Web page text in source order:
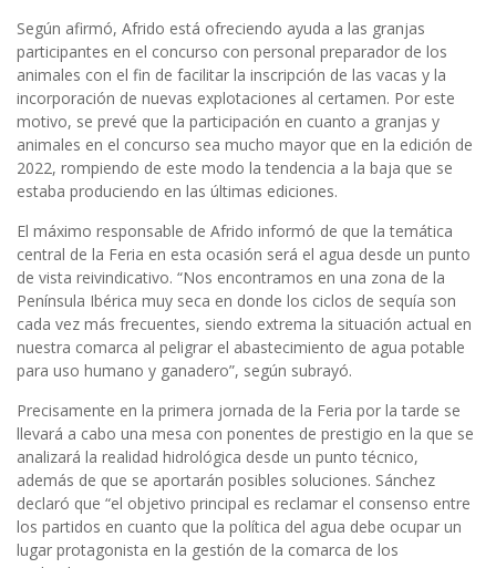
Según afirmó, Afrido está ofreciendo ayuda a las granjas
participantes en el concurso con personal preparador de los
animales con el fin de facilitar la inscripción de las vacas y la
incorporación de nuevas explotaciones al certamen. Por este
motivo, se prevé que la participación en cuanto a granjas y
animales en el concurso sea mucho mayor que en la edición de
2022, rompiendo de este modo la tendencia a la baja que se
estaba produciendo en las últimas ediciones.
El máximo responsable de Afrido informó de que la temática
central de la Feria en esta ocasión será el agua desde un punto
de vista reivindicativo. “Nos encontramos en una zona de la
Península Ibérica muy seca en donde los ciclos de sequía son
cada vez más frecuentes, siendo extrema la situación actual en
nuestra comarca al peligrar el abastecimiento de agua potable
para uso humano y ganadero”, según subrayó.
Precisamente en la primera jornada de la Feria por la tarde se
llevará a cabo una mesa con ponentes de prestigio en la que se
analizará la realidad hidrológica desde un punto técnico,
además de que se aportarán posibles soluciones. Sánchez
declaró que “el objetivo principal es reclamar el consenso entre
los partidos en cuanto que la política del agua debe ocupar un
lugar protagonista en la gestión de la comarca de los